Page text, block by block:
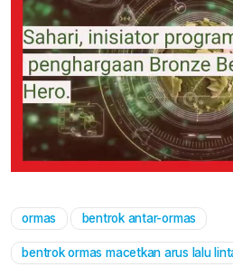
ormas bentrok antar-ormas
bentrok ormas macetkan arus lalu